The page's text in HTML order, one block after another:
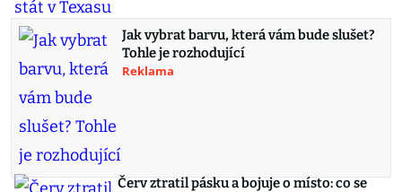
Jak vybrat barvu, která vám bude slušet?
Tohle je rozhodující
Reklama
Červ ztratil pásku a bojuje o místo: co se